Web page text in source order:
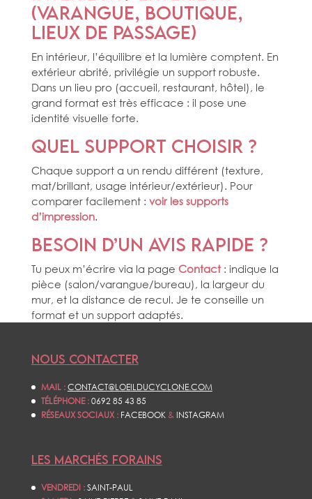
(varangue, boutique,
lieux de passage)
En intérieur, l’équilibre et la lumière comptent. En
extérieur abrité, privilégie un support robuste.
Dans un lieu pro (accueil, restaurant, hôtel), le
grand format est très efficace : il pose une
identité visuelle forte.
Quel support choisir ?
Chaque support a un rendu différent (texture,
mat/brillant, usage intérieur/extérieur). Pour
comparer facilement : voir les supports
d’impression.
Besoin d’un avis rapide ?
Tu peux m’écrire via la page Contact: indique la
pièce (salon/varangue/bureau), la largeur du
mur, et la distance de recul. Je te conseille un
format et un support adaptés.
NOUS CONTACTER
MAIL :CONTACT@LOEILDUCYCLONE.COM
TÉLÉPHONE :0692 85 43 85
RÉSEAUX SOCIAUX : FACEBOOK& INSTAGRAM
LES MARCHÉS FORAINS
VENDREDI :SAINT-PAUL